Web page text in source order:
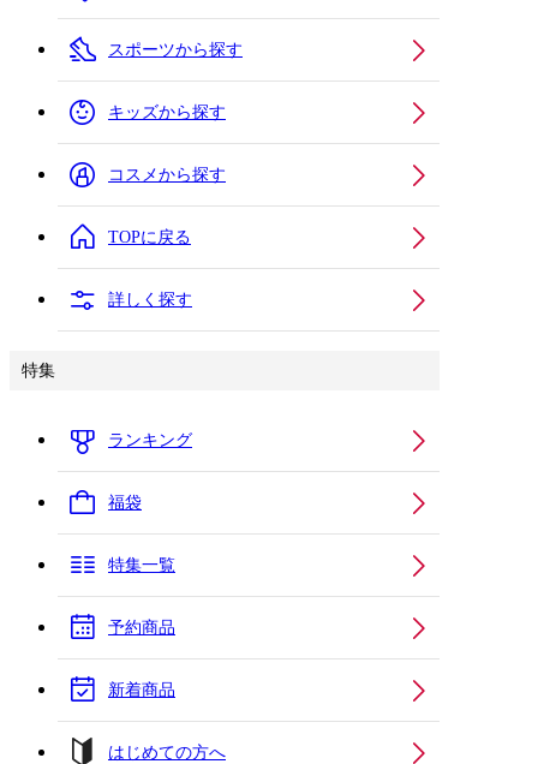
スポーツから探す
キッズから探す
コスメから探す
TOPに戻る
詳しく探す
特集
ランキング
福袋
特集一覧
予約商品
新着商品
はじめての方へ